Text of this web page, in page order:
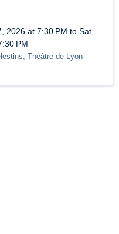
2026 at 7:30 PM to Sat,
PM
Théâtre de Lyon